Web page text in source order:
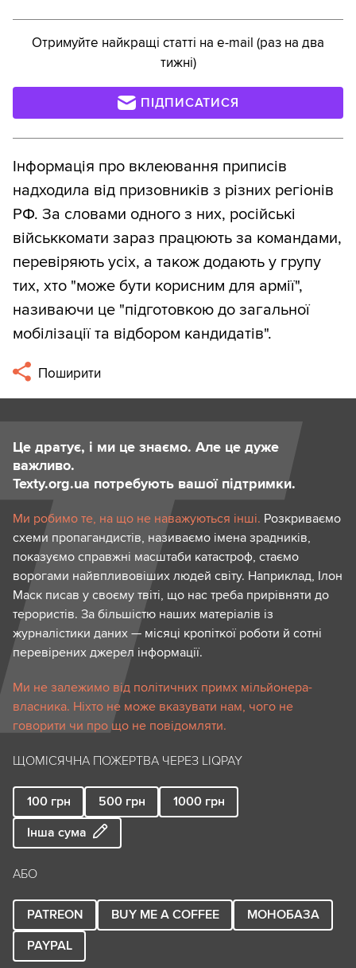
Отримуйте найкращі статті на e-mail (раз на два
тижні)
ПІДПИСАТИСЯ
Інформація про вклеювання приписів
надходила від призовників з різних регіонів
РФ. За словами одного з них, російські
військкомати зараз працюють за командами,
перевіряють усіх, а також додають у групу
тих, хто "може бути корисним для армії",
називаючи це "підготовкою до загальної
мобілізації та відбором кандидатів".
Поширити
Це дратує, і ми це знаємо. Але це дуже
важливо.
Texty.org.ua потребують вашої підтримки.
Ми робимо те, на що не наважуються інші. Розкриваємо
схеми пропагандистів, називаємо імена зрадників,
показуємо справжні масштаби катастроф, стаємо
ворогами найвпливовіших людей світу. Наприклад, Ілон
Маск писав у своєму твіті, що нас треба прирівняти до
терористів. За більшістю наших матеріалів із
журналістики даних — місяці кропіткої роботи й сотні
перевірених джерел інформації.
Ми не залежимо від політичних примх мільйонера-
власника. Ніхто не може вказувати нам, чого не
говорити чи про що не повідомляти.
ЩОМІСЯЧНА ПОЖЕРТВА ЧЕРЕЗ LIQPAY
100 грн 500 грн 1000 грн
Інша сума
АБО
PATREON BUY ME A COFFEE
МОНОБАЗА
PAYPAL